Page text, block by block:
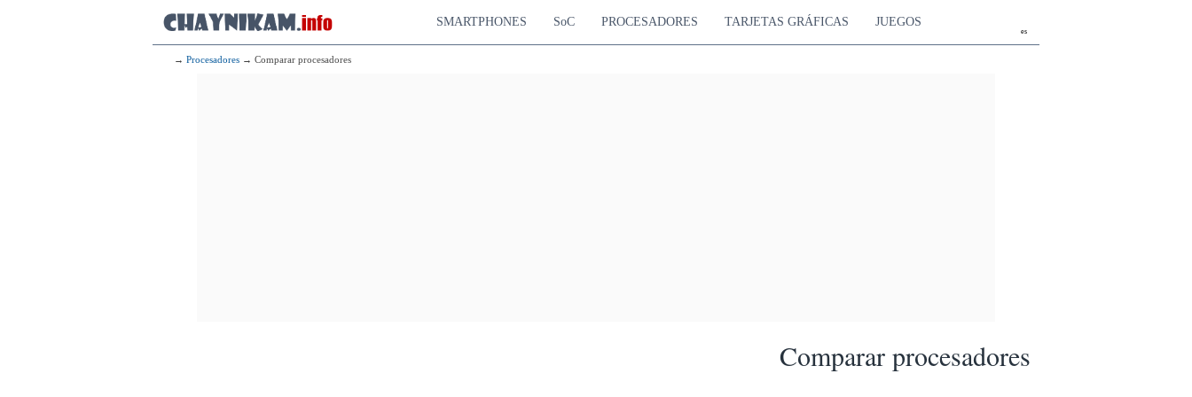
es
SMARTPHONES SoC PROCESADORES TARJETAS GRÁFICAS JUEGOS
→ Procesadores → Comparar procesadores
Comparar procesadores